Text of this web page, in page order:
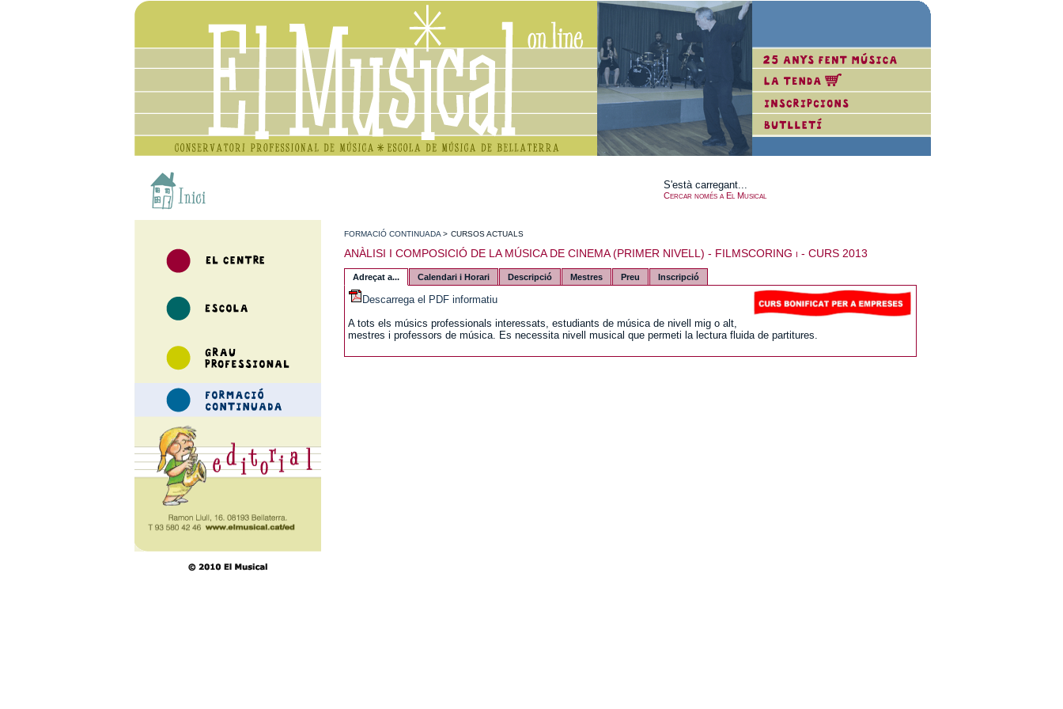
S'està carregant...
Cercar només a El Musical
FORMACIÓ CONTINUADA > CURSOS ACTUALS
ANÀLISI I COMPOSICIÓ DE LA MÚSICA DE CINEMA (PRIMER NIVELL) - FILMSCORING i - CURS 2013
Adreçat a... Calendari i Horari Descripció Mestres Preu Inscripció
Descarrega el PDF informatiu
A tots els músics professionals interessats, estudiants de música de nivell mig o alt,
mestres i professors de música. Es necessita nivell musical que permeti la lectura fluida de partitures.